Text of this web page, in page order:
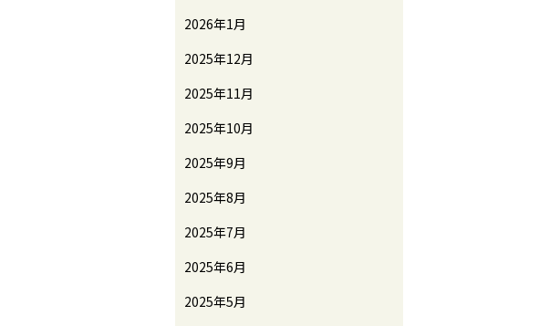
2026年1月
2025年12月
2025年11月
2025年10月
2025年9月
2025年8月
2025年7月
2025年6月
2025年5月